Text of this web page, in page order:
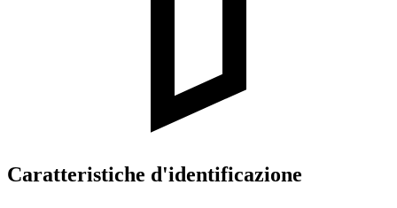
Caratteristiche d'identificazione